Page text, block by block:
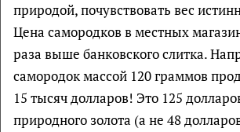
природой, почувствовать вес
Цена самородков в местных
раза выше банковского слитка.
самородок массой 120 граммов
15 тысяч долларов! Это 125
природного золота (а не 48